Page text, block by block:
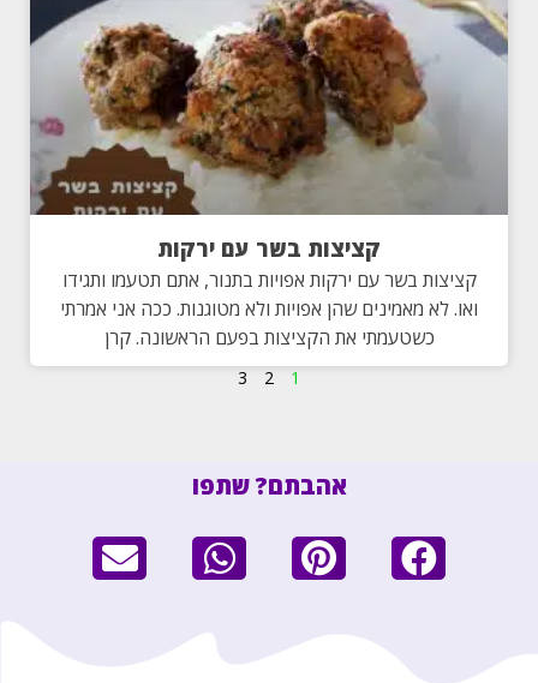
קציצות בשר עם ירקות
קציצות בשר עם ירקות אפויות בתנור, אתם תטעמו ותגידו
ואו. לא מאמינים שהן אפויות ולא מטוגנות. ככה אני אמרתי
כשטעמתי את הקציצות בפעם הראשונה. קרן
1
2
3
אהבתם? שתפו